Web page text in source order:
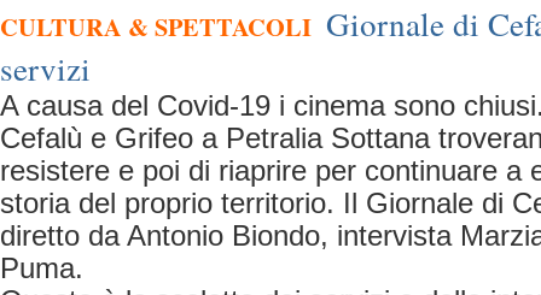
CULTURA & SPETTACOLI Giornale di
servizi
A causa del Covid-19 i cinema sono
Cefalù e Grifeo a Petralia Sottana
resistere e poi di riaprire per continuare a
storia del proprio territorio. Il Giornale di
diretto da Antonio Biondo, intervista
Puma.